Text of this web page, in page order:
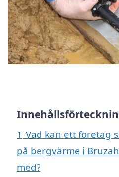
1 Vad kan ett företag
på bergvärme i
med?